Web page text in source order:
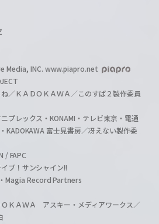
Media, INC. www.piapro.net
／ＫＡＤＯＫＡＷＡ／このすば２製作委員
プレックス・KONAMI・テレビ東京・電通
富士見書房／冴えない製作委
/ FAPC
ブ！サンシャイン!!
Magia Record Partners
ＫＡＷＡ アスキー・メディアワークス／